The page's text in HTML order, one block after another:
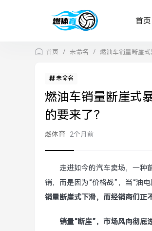
首页
首页 / 未命名 / 燃油车销量断崖式
未命名
燃油车销量断崖式
的要来了？
燃体育 2个月前
走进如今的汽车卖场，一种
销，而是因为“价格战”，当“油
销量断崖式下滑，而经销商们正
销量“断崖”，市场风向彻底